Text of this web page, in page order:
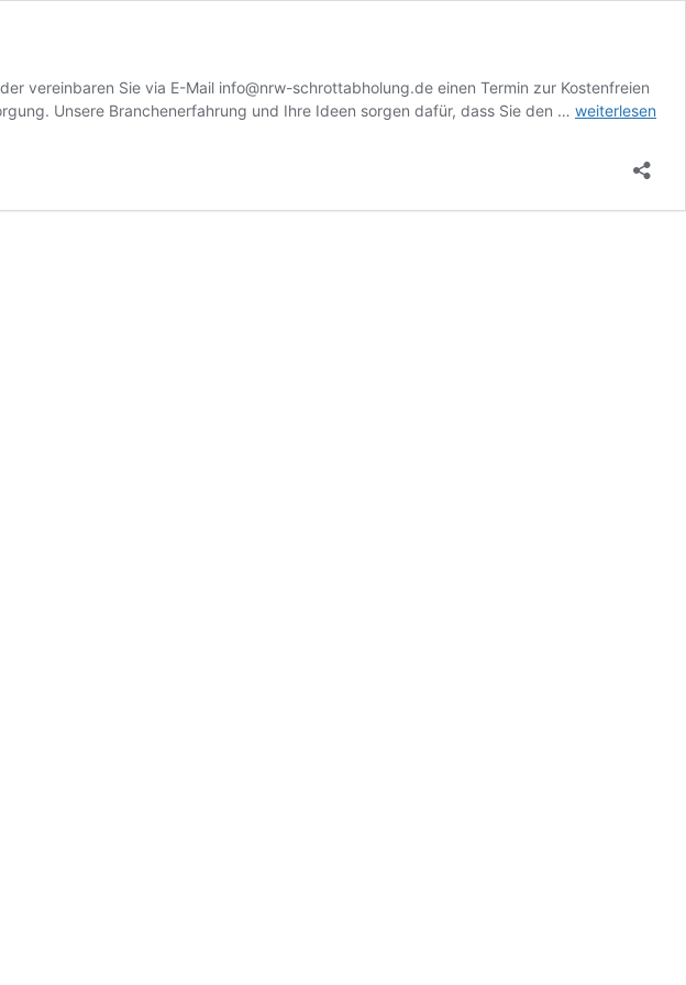
vereinbaren Sie via E-Mail info@nrw-schrottabholung.de einen Termin zur Kostenfreien
Unsere Branchenerfahrung und Ihre Ideen sorgen dafür, dass Sie den … Schrottdienst
weiterlesen